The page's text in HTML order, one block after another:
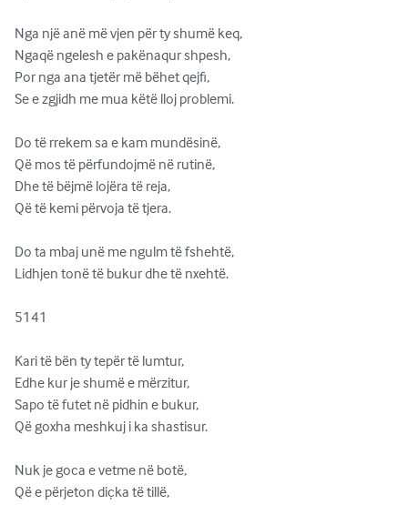
Nga një anë më vjen për ty shumë keq,
Ngaqë ngelesh e pakënaqur shpesh,
Por nga ana tjetër më bëhet qejfi,
Se e zgjidh me mua këtë lloj problemi.
Do të rrekem sa e kam mundësinë,
Që mos të përfundojmë në rutinë,
Dhe të bëjmë lojëra të reja,
Që të kemi përvoja të tjera.
Do ta mbaj unë me ngulm të fshehtë,
Lidhjen tonë të bukur dhe të nxehtë.
5141
Kari të bën ty tepër të lumtur,
Edhe kur je shumë e mërzitur,
Sapo të futet në pidhin e bukur,
Që goxha meshkuj i ka shastisur.
Nuk je goca e vetme në botë,
Që e përjeton diçka të tillë,